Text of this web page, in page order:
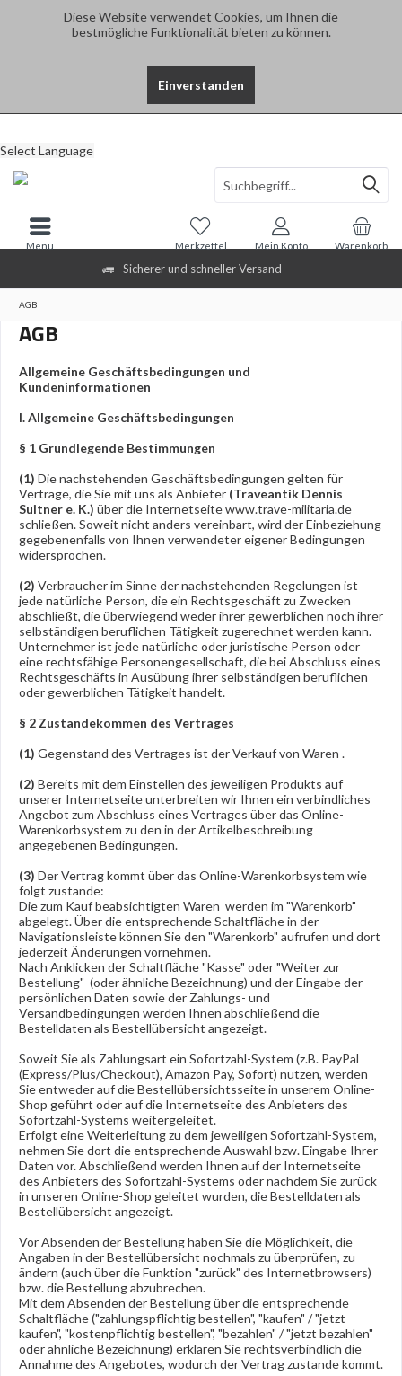
Diese Website verwendet Cookies, um Ihnen die
bestmögliche Funktionalität bieten zu können.
Einverstanden
Sicherer und schneller Versand
Select Language
Warenkorb
Merkzettel Mein Konto
Menü
AGB
AGB
Allgemeine Geschäftsbedingungen und
Kundeninformationen
I. Allgemeine Geschäftsbedingungen
§ 1 Grundlegende Bestimmungen
(1) Die nachstehenden Geschäftsbedingungen gelten für
Verträge, die Sie mit uns als Anbieter (Traveantik Dennis
Suitner e. K.) über die Internetseite www.trave-militaria.de
schließen. Soweit nicht anders vereinbart, wird der Einbeziehung
gegebenenfalls von Ihnen verwendeter eigener Bedingungen
widersprochen.
(2) Verbraucher im Sinne der nachstehenden Regelungen ist
jede natürliche Person, die ein Rechtsgeschäft zu Zwecken
abschließt, die überwiegend weder ihrer gewerblichen noch ihrer
selbständigen beruflichen Tätigkeit zugerechnet werden kann.
Unternehmer ist jede natürliche oder juristische Person oder
eine rechtsfähige Personengesellschaft, die bei Abschluss eines
Rechtsgeschäfts in Ausübung ihrer selbständigen beruflichen
oder gewerblichen Tätigkeit handelt.
§ 2 Zustandekommen des Vertrages
(1) Gegenstand des Vertrages ist der Verkauf von Waren .
(2) Bereits mit dem Einstellen des jeweiligen Produkts auf
unserer Internetseite unterbreiten wir Ihnen ein verbindliches
Angebot zum Abschluss eines Vertrages über das Online-
Warenkorbsystem zu den in der Artikelbeschreibung
angegebenen Bedingungen.
(3) Der Vertrag kommt über das Online-Warenkorbsystem wie
folgt zustande:
Die zum Kauf beabsichtigten Waren werden im "Warenkorb"
abgelegt. Über die entsprechende Schaltfläche in der
Navigationsleiste können Sie den "Warenkorb" aufrufen und dort
jederzeit Änderungen vornehmen.
Nach Anklicken der Schaltfläche "Kasse" oder "Weiter zur
Bestellung" (oder ähnliche Bezeichnung) und der Eingabe der
persönlichen Daten sowie der Zahlungs- und
Versandbedingungen werden Ihnen abschließend die
Bestelldaten als Bestellübersicht angezeigt.
Soweit Sie als Zahlungsart ein Sofortzahl-System (z.B. PayPal
(Express/Plus/Checkout), Amazon Pay, Sofort) nutzen, werden
Sie entweder auf die Bestellübersichtsseite in unserem Online-
Shop geführt oder auf die Internetseite des Anbieters des
Sofortzahl-Systems weitergeleitet.
Erfolgt eine Weiterleitung zu dem jeweiligen Sofortzahl-System,
nehmen Sie dort die entsprechende Auswahl bzw. Eingabe Ihrer
Daten vor. Abschließend werden Ihnen auf der Internetseite
des Anbieters des Sofortzahl-Systems oder nachdem Sie zurück
in unseren Online-Shop geleitet wurden, die Bestelldaten als
Bestellübersicht angezeigt.
Vor Absenden der Bestellung haben Sie die Möglichkeit, die
Angaben in der Bestellübersicht nochmals zu überprüfen, zu
ändern (auch über die Funktion "zurück" des Internetbrowsers)
bzw. die Bestellung abzubrechen.
Mit dem Absenden der Bestellung über die entsprechende
Schaltfläche ("zahlungspflichtig bestellen", "kaufen" / "jetzt
kaufen", "kostenpflichtig bestellen", "bezahlen" / "jetzt bezahlen"
oder ähnliche Bezeichnung) erklären Sie rechtsverbindlich die
Annahme des Angebotes, wodurch der Vertrag zustande kommt.